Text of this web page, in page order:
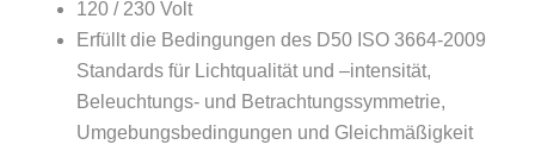
120 / 230 Volt
Erfüllt die Bedingungen des D50 ISO 3664-2009
Standards für Lichtqualität und –intensität,
Beleuchtungs- und Betrachtungssymmetrie,
Umgebungsbedingungen und Gleichmäßigkeit